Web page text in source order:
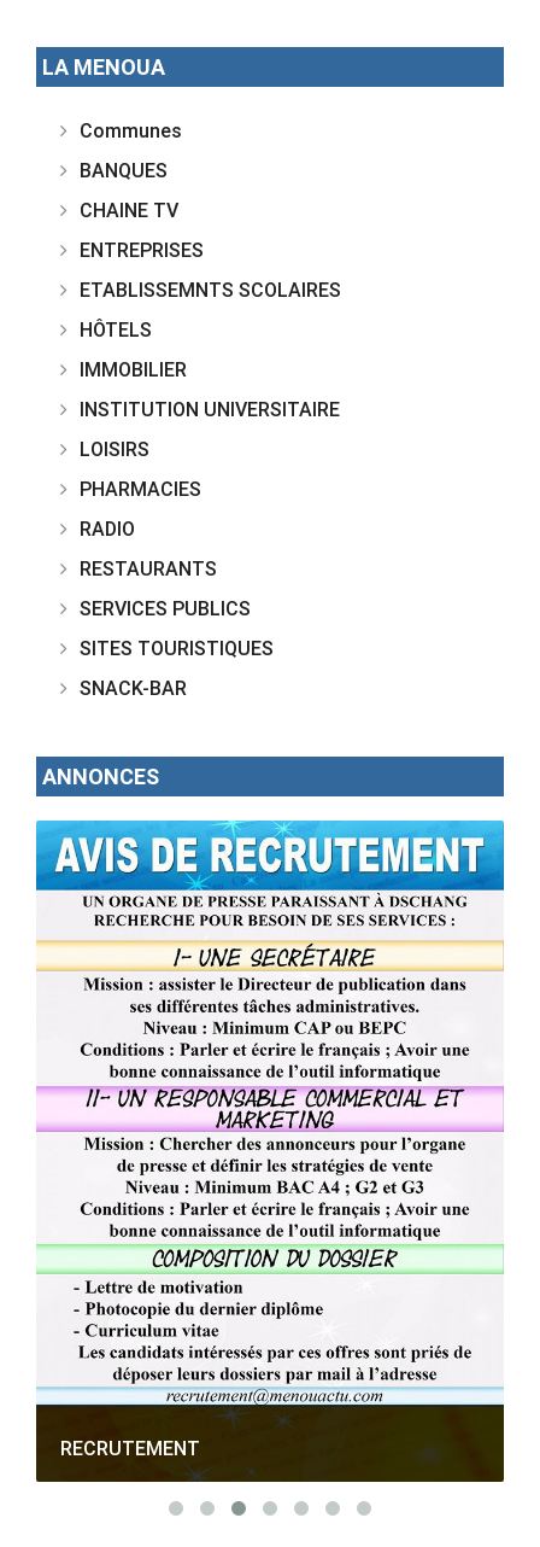
LA MENOUA
Communes
BANQUES
CHAINE TV
ENTREPRISES
ETABLISSEMNTS SCOLAIRES
HÔTELS
IMMOBILIER
INSTITUTION UNIVERSITAIRE
LOISIRS
PHARMACIES
RADIO
RESTAURANTS
SERVICES PUBLICS
SITES TOURISTIQUES
SNACK-BAR
ANNONCES
RECRUTEMENT